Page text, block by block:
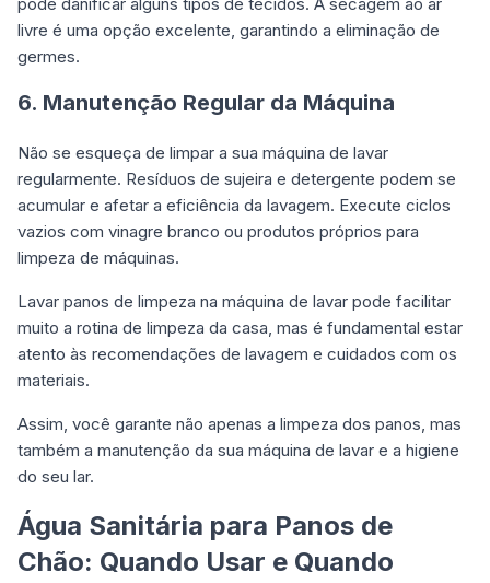
livre é uma opção excelente, garantindo a eliminação de
germes.
6. Manutenção Regular da Máquina
Não se esqueça de limpar a sua máquina de lavar
regularmente. Resíduos de sujeira e detergente podem se
acumular e afetar a eficiência da lavagem. Execute ciclos
vazios com vinagre branco ou produtos próprios para
limpeza de máquinas.
Lavar panos de limpeza na máquina de lavar pode facilitar
muito a rotina de limpeza da casa, mas é fundamental estar
atento às recomendações de lavagem e cuidados com os
materiais.
Assim, você garante não apenas a limpeza dos panos, mas
também a manutenção da sua máquina de lavar e a higiene
do seu lar.
Água Sanitária para Panos de
Chão: Quando Usar e Quando